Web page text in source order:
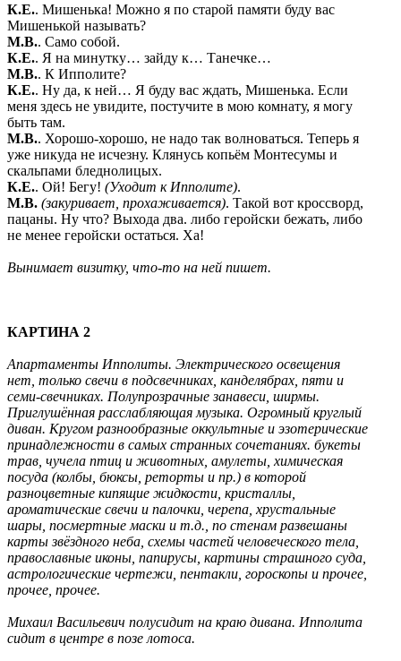
К.Е.. Мишенька! Можно я по старой памяти буду вас
Мишенькой называть?
М.В.. Само собой.
К.Е.. Я на минутку… зайду к… Танечке…
М.В.. К Ипполите?
К.Е.. Ну да, к ней… Я буду вас ждать, Мишенька. Если
меня здесь не увидите, постучите в мою комнату, я могу
быть там.
М.В.. Хорошо-хорошо, не надо так волноваться. Теперь я
уже никуда не исчезну. Клянусь копьём Монтесумы и
скальпами бледнолицых.
К.Е.. Ой! Бегу! (Уходит к Ипполите).
М.В. (закуривает, прохаживается). Такой вот кроссворд,
пацаны. Ну что? Выхода два. либо геройски бежать, либо
не менее геройски остаться. Ха!
Вынимает визитку, что-то на ней пишет.
КАРТИНА 2
Апартаменты Ипполиты. Электрического освещения
нет, только свечи в подсвечниках, канделябрах, пяти и
семи-свечниках. Полупрозрачные занавеси, ширмы.
Приглушённая расслабляющая музыка. Огромный круглый
диван. Кругом разнообразные оккультные и эзотерические
принадлежности в самых странных сочетаниях. букеты
трав, чучела птиц и животных, амулеты, химическая
посуда (колбы, бюксы, реторты и пр.) в которой
разноцветные кипящие жидкости, кристаллы,
ароматические свечи и палочки, черепа, хрустальные
шары, посмертные маски и т.д., по стенам развешаны
карты звёздного неба, схемы частей человеческого тела,
православные иконы, папирусы, картины страшного суда,
астрологические чертежи, пентакли, гороскопы и прочее,
прочее, прочее.
Михаил Васильевич полусидит на краю дивана. Ипполита
сидит в центре в позе лотоса.